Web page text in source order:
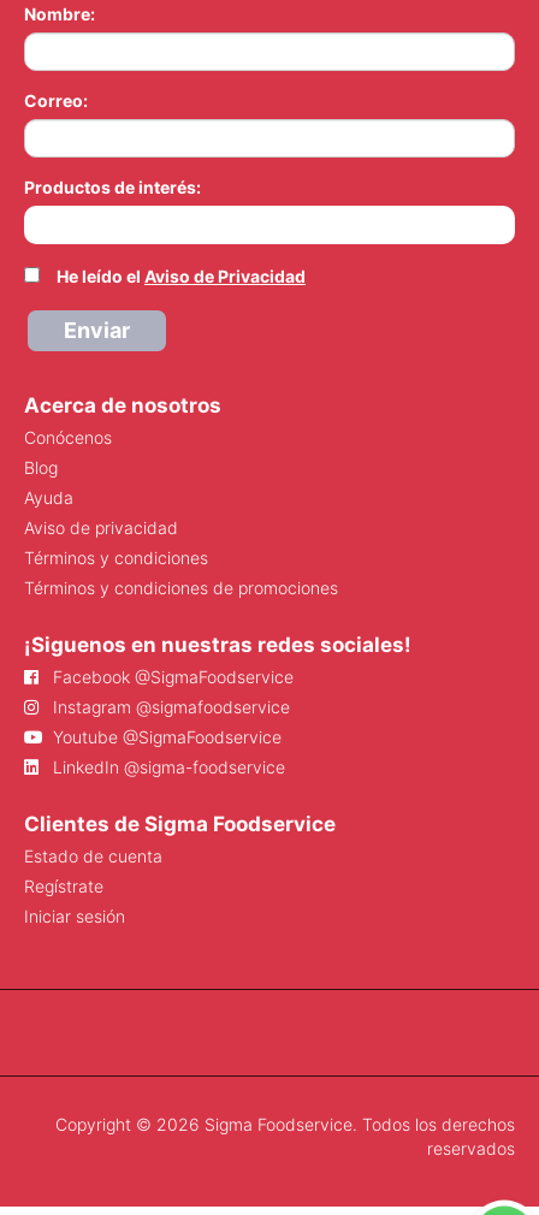
Nombre:
Correo:
Productos de interés:
He leído el Aviso de Privacidad
Enviar
Acerca de nosotros
Conócenos
Blog
Ayuda
Aviso de privacidad
Términos y condiciones
Términos y condiciones de promociones
¡Siguenos en nuestras redes sociales!
Facebook @SigmaFoodservice
Instagram @sigmafoodservice
Youtube @SigmaFoodservice
LinkedIn @sigma-foodservice
Clientes de Sigma Foodservice
Estado de cuenta
Regístrate
Iniciar sesión
Copyright © 2026 Sigma Foodservice. Todos los derechos
reservados